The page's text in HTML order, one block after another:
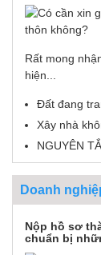
Rất mong
hiện...
Đất đang
Xây nhà
NGUYÊN
Doanh
Nộp hồ sơ
chuẩn bị